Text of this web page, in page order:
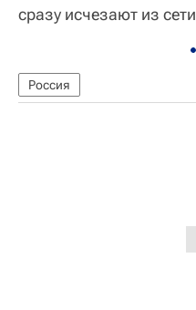
сразу исчезают из
Россия